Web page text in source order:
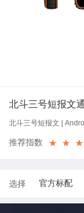
北斗三号短报文
北斗三号短报文 |
推荐指数 ★ ★ ★
选择 官方标配